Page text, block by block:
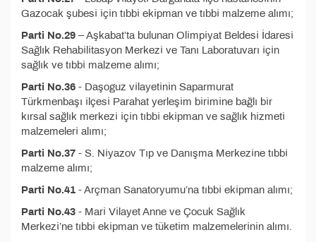
Gazocak şubesi için tıbbi ekipman ve tıbbi malzeme alımı;
Parti No.29 – Aşkabat’ta bulunan Olimpiyat Beldesi İdaresi
Sağlık Rehabilitasyon Merkezi ve Tanı Laboratuvarı için
sağlık ve tıbbi malzeme alımı;
Parti No.36 - Daşoguz vilayetinin Saparmurat
Türkmenbaşı ilçesi Parahat yerleşim birimine bağlı bir
kırsal sağlık merkezi için tıbbi ekipman ve sağlık hizmeti
malzemeleri alımı;
Parti No.37 - S. Niyazov Tıp ve Danışma Merkezine tıbbi
malzeme alımı;
Parti No.41 - Arçman Sanatoryumu’na tıbbi ekipman alımı;
Parti No.43 - Mari Vilayet Anne ve Çocuk Sağlık
Merkezi’ne tıbbi ekipman ve tüketim malzemelerinin alımı.